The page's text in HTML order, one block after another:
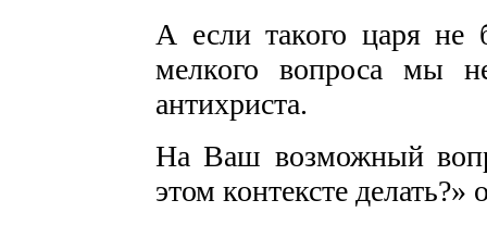
А если такого царя не
мелкого вопроса мы
антихриста.
На Ваш возможный
этом контексте делать?»